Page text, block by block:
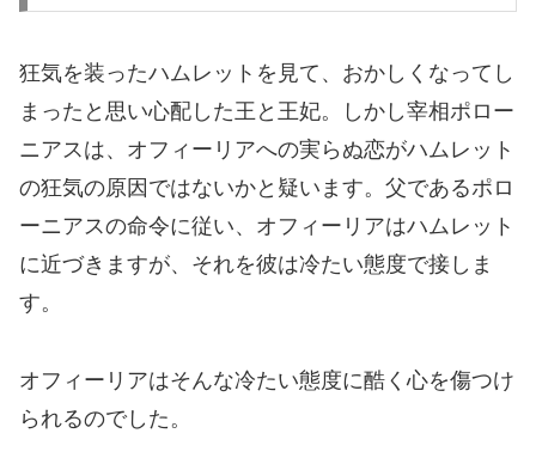
狂気を装ったハムレットを見て、おかしくなってし
まったと思い心配した王と王妃。しかし宰相ポロー
ニアスは、オフィーリアへの実らぬ恋がハムレット
の狂気の原因ではないかと疑います。父であるポロ
ーニアスの命令に従い、オフィーリアはハムレット
に近づきますが、それを彼は冷たい態度で接しま
す。
オフィーリアはそんな冷たい態度に酷く心を傷つけ
られるのでした。